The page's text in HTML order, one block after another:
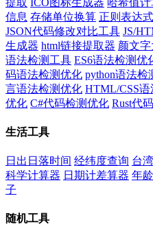
信息 存储单位换算 正则表达
JSON代码修改对比工具 JS/
生成器 html链接提取器 颜文字
语法检测工具 ES6语法检测优
码语法检测优化 python语法检
言语法检测优化 HTML/CSS
优化 C#代码检测优化 Rust代
生活工具
日出日落时间 经纬度查询 台
科学计算器 日期计差算器 年
子
随机工具